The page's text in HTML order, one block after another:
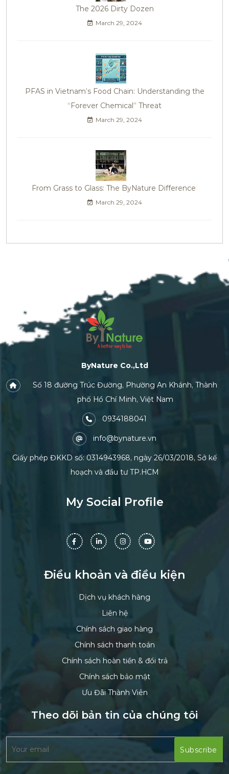
The 2026 Dirty Dozen
March 29, 2024
PFAS in Vietnam’s Food Chain: Understanding the
“Forever Chemical” Threat
March 29, 2024
From Grass to Glass: The ByNature Difference
March 29, 2024
ByNature Co.,Ltd
Số 18 đường Trúc Đường, Phường An Khánh, Thành
phố Hồ Chí Minh, Việt Nam
0934188041
info@bynature.vn
Giấy phép ĐKKD số: 0314943968, ngày 26/03/2018, Sở kế
hoạch và đầu tư TP.HCM
My Social Profile
Điều khoản và điều kiện
Dịch vụ khách hàng
Liên hệ
Chính sách giao hàng
Chính sách thanh toán
Chính sách hoàn tiền & đổi trả
Chính sách bảo mật
Ưu Đãi Thành Viên
Theo dõi bản tin của chúng tôi